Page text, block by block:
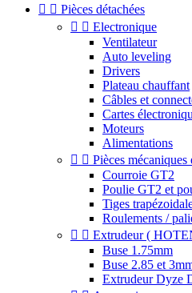
  Pièces détachées
  Electronique
Ventilateur
Auto leveling
Drivers
Plateau chauffant
Câbles et
Cartes
Moteurs
Alimentations
  Pièces mécaniques
Courroie GT2
Poulie GT2 et
Tiges
Roulements /
  Extrudeur (
Buse 1.75mm
Buse 2.85 et
Extrudeur Dyze